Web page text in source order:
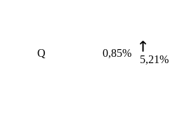
Q 0,85%
5,21%